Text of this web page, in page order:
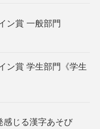
ン賞 一般部門
ン賞 学生部門《学生
感じる漢字あそび